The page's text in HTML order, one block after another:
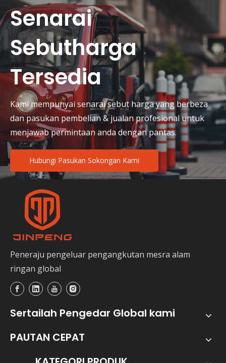
Senarai
Sebutharga
Tersedia
Kami mempunyai senarai sebut harga yang berbeza
dan pasukan pembelian & jualan profesional untuk
menjawab permintaan anda dengan pantas.
Hubungi Pasukan Sokongan Kami
Peneraju pengeluar pengangkutan mesra alam
ringan global
Sertailah Pengedar Global kami
PAUTAN CEPAT